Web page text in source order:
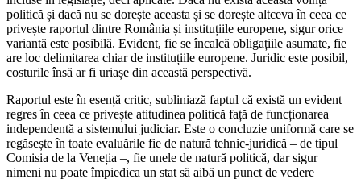
politică și dacă nu se dorește aceasta și se dorește altceva în ceea ce
privește raportul dintre România și instituțiile europene, sigur orice
variantă este posibilă. Evident, fie se încalcă obligațiile asumate, fie
are loc delimitarea chiar de instituțiile europene. Juridic este posibil,
costurile însă ar fi uriașe din această perspectivă.
Raportul este în esență critic, subliniază faptul că există un evident
regres în ceea ce privește atitudinea politică față de funcționarea
independentă a sistemului judiciar. Este o concluzie uniformă care se
regăsește în toate evaluările fie de natură tehnic-juridică – de tipul
Comisia de la Veneția –, fie unele de natură politică, dar sigur
nimeni nu poate împiedica un stat să aibă un punct de vedere